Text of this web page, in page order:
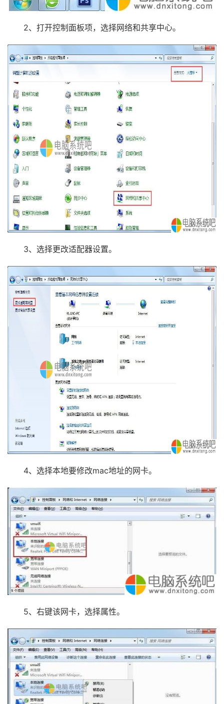
2、打开控制面板项，选择网络和共享中心。
3、选择更改适配器设置。
4、选择本地要修改mac地址的网卡。
5、右键该网卡，选择属性。